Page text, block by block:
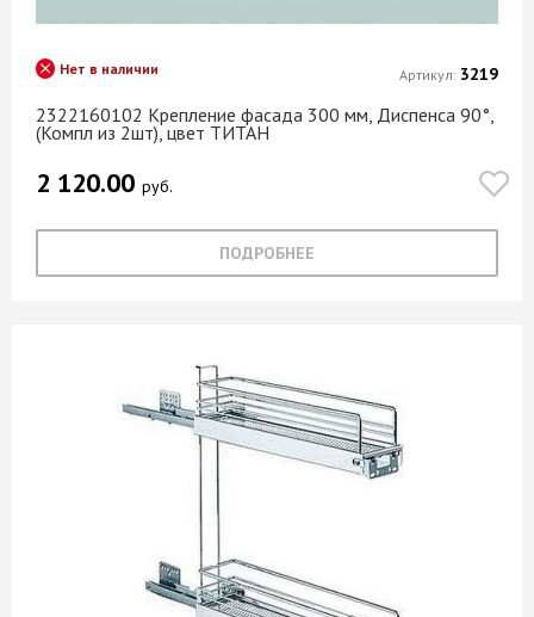
2322160102 Крепление фасада 300 мм, Диспенса 90°,
(Компл из 2шт), цвет ТИТАН
Нет в наличии
2 120.00 руб.
ПОДРОБНЕЕ
Артикул: 3219